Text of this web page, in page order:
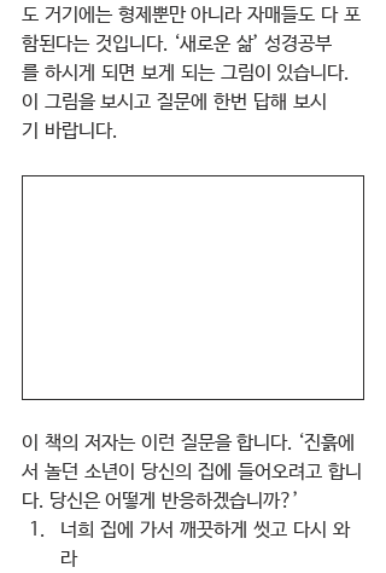
도 거기에는 형제뿐만 아니라 자매들도 다 포
함된다는 것입니다. ‘새로운 삶’ 성경공부
를 하시게 되면 보게 되는 그림이 있습니다.
이 그림을 보시고 질문에 한번 답해 보시
기 바랍니다.
이 책의 저자는 이런 질문을 합니다. ‘진흙에
서 놀던 소년이 당신의 집에 들어오려고 합니
다. 당신은 어떻게 반응하겠습니까?’
너희 집에 가서 깨끗하게 씻고 다시 와
라